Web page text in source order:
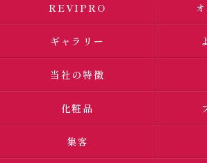
REVIPRO
ギャラリー
当社の特徴
化粧品
集客